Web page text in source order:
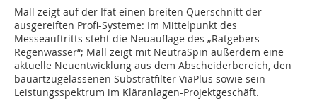
Mall zeigt auf der Ifat einen breiten Querschnitt der
ausgereiften Profi-Systeme: Im Mittelpunkt des
Messeauftritts steht die Neuauflage des „Ratgebers
Regenwasser“; Mall zeigt mit NeutraSpin außerdem eine
aktuelle Neuentwicklung aus dem Abscheiderbereich, den
bauartzugelassenen Substratfilter ViaPlus sowie sein
Leistungsspektrum im Kläranlagen-Projektgeschäft.